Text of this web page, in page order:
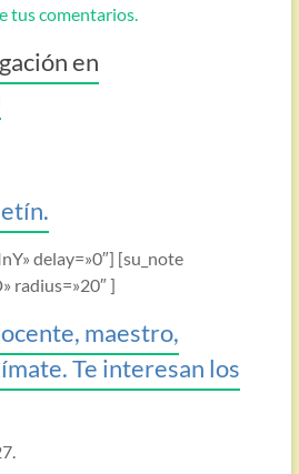
tus comentarios.
en
delay=»0″] [su_note
radius=»20″ ]
maestro,
Te interesan los